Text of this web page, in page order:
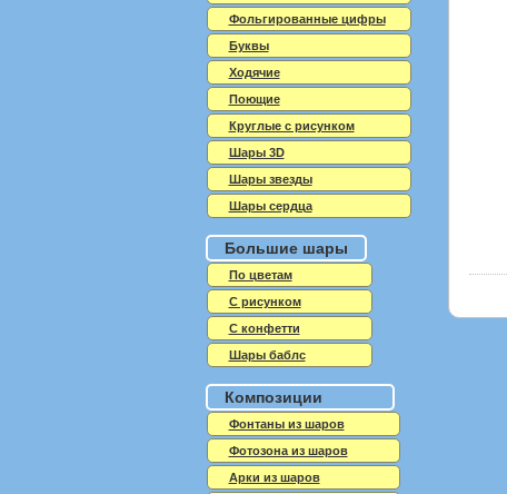
Фольгированные цифры
Буквы
Ходячие
Поющие
Круглые с рисунком
Шары 3D
Шары звезды
Шары сердца
Большие шары
По цветам
С рисунком
С конфетти
Шары баблс
Композиции
Фонтаны из шаров
Фотозона из шаров
Арки из шаров